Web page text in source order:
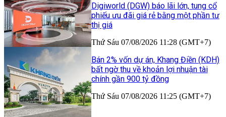
Digiworld (DGW) báo lãi lớn, tung cổ
phiếu ưu đãi giá rẻ bằng một phần tư
thị giá
Thứ Sáu 07/08/2026 11:28 (GMT+7)
Bán 2% vốn dự án, Khang Điền (KDH)
bất ngờ thu về khoản lợi nhuận tài
chính gần 900 tỷ đồng
Thứ Sáu 07/08/2026 11:25 (GMT+7)